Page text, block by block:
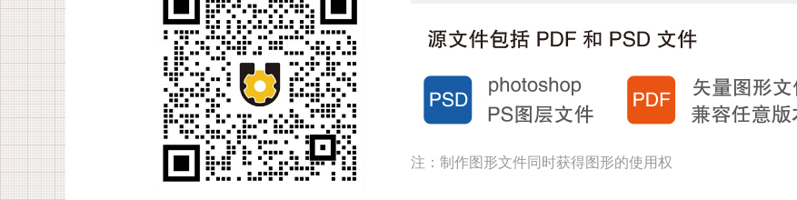
注：制作图形文件同时获得图形的使用权